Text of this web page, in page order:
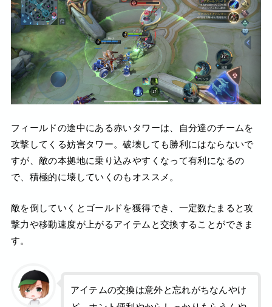
フィールドの途中にある赤いタワーは、自分達のチームを
攻撃してくる妨害タワー。破壊しても勝利にはならないで
すが、敵の本拠地に乗り込みやすくなって有利になるの
で、積極的に壊していくのもオススメ。
敵を倒していくとゴールドを獲得でき、一定数たまると攻
撃力や移動速度が上がるアイテムと交換することができま
す。
アイテムの交換は意外と忘れがちなんやけ